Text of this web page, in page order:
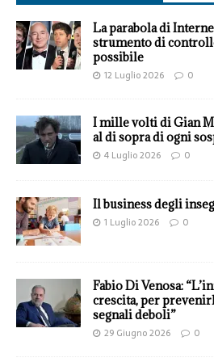
La parabola di
strumento di
possibile
12 Luglio 2026 0
I mille volti di Gian
al di sopra di ogni
4 Luglio 2026 0
Il business degli
1 Luglio 2026 0
Fabio Di Venosa:
crescita, per
segnali deboli”
29 Giugno 2026 0